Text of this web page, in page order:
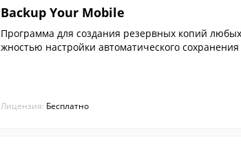
Backup Your Mobile
Программа для создания резервных копий
жностью настройки автоматического
Лицензия: Бесплатно